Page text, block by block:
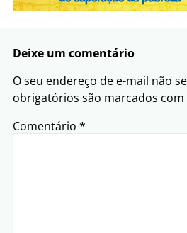
Deixe um comentário
O seu endereço de e-mail não
obrigatórios são marcados com
Comentário *